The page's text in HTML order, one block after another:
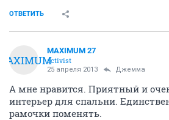
ОТВЕТИТЬ
MAXIMUM 27
activist
25 апреля 2013 Джемма
А мне нравится. Приятный и
интерьер для спальни.
рамочки поменять.